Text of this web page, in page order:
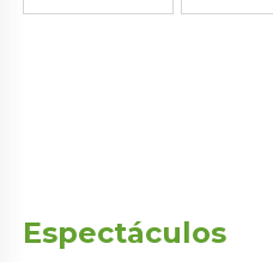
Espectáculos